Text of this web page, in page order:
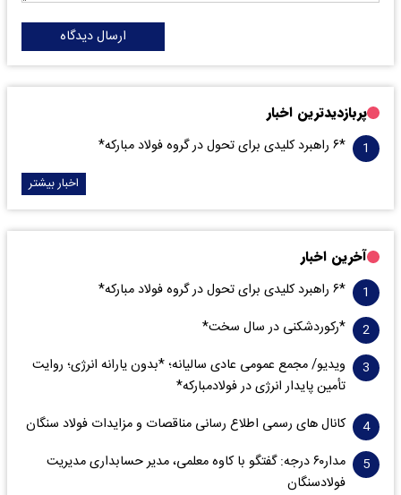
ارسال دیدگاه
پربازدیدترین اخبار
*۶ راهبرد کلیدی برای تحول در گروه فولاد مبارکه*
اخبار بیشتر
آخرین اخبار
*۶ راهبرد کلیدی برای تحول در گروه فولاد مبارکه*
*رکوردشکنی در سال سخت*
ویدیو/ مجمع عمومی عادی سالیانه؛ *بدون یارانه انرژی؛ روایت
تأمین پایدار انرژی در فولادمبارکه*
کانال های رسمی اطلاع رسانی مناقصات و مزایدات فولاد سنگان
مدار‌۶٠ درجه: گفتگو با کاوه معلمی، مدیر حسابداری مدیریت
فولادسنگان